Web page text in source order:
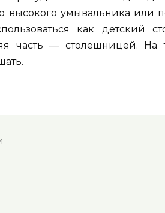
высокого умывальника или
как детский
часть — столешницей. На